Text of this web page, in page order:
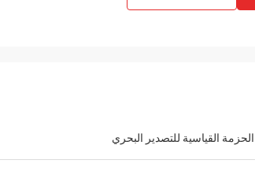
الحزمة القياسية للتصدير البحري